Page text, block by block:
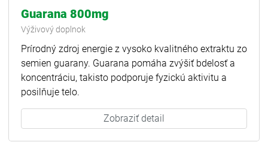
Guarana 800mg
Výživový doplnok
Prírodný zdroj energie z vysoko kvalitného extraktu zo
semien guarany. Guarana pomáha zvýšiť bdelosť a
koncentráciu, takisto podporuje fyzickú aktivitu a
posilňuje telo.
Zobraziť detail